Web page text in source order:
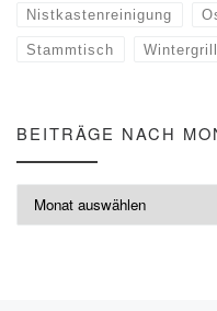
Nistkastenreinigung
Stammtisch
BEITRÄGE NACH